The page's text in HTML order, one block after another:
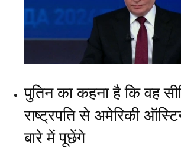
पुतिन का कहना है कि वह
राष्ट्रपति से अमेरिकी
बारे में पूछेंगे